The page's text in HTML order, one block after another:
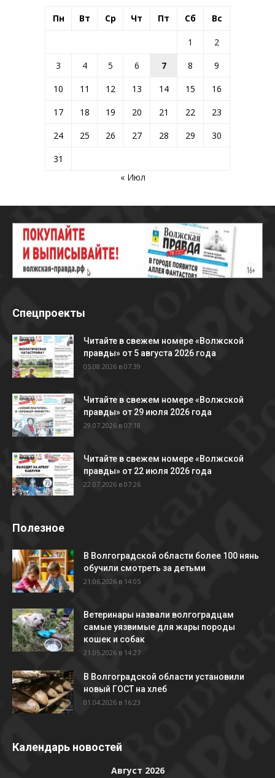
Пн Вт Ср Чт Пт Сб Вс
1
2
3
4 5 6 7 8
9
10
11 12 13 14 15
16
17
18 19 20 21 22
23
24
25 26 27 28 29
30
31
« Июл
Спецпроекты
Читайте в свежем номере «Волжской
правды» от 5 августа 2026 года
05.08.2026 в 07:39
Читайте в свежем номере «Волжской
правды» от 29 июля 2026 года
29.07.2026 в 07:18
Читайте в свежем номере «Волжской
правды» от 22 июля 2026 года
22.07.2026 в 07:26
Полезное
В Волгоградской области более 100 нянь
обучили смотреть за детьми
21.06.2026 в 14:05
Ветеринары назвали волгоградцам
самые уязвимые для жары породы
кошек и собак
21.05.2026 в 14:27
В Волгоградской области установили
новый ГОСТ на хлеб
01.04.2026 в 16:23
Календарь новостей
Август 2026